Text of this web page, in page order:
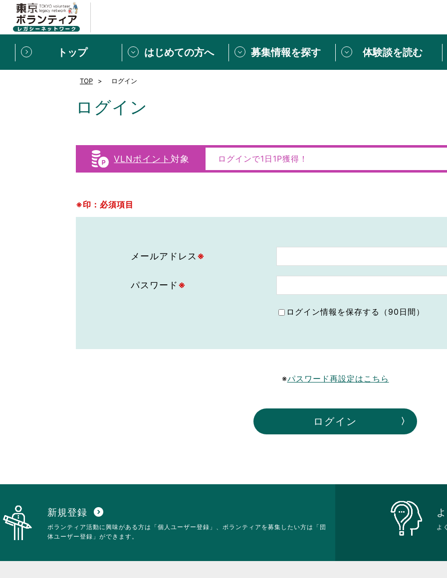
トップ はじめての方へ
新規登録
東京ボランティアレガシーネットワークとは
もっと知りたい！VLNでできること
ボランティア
ボランティアで
VLNポイントとは 中高生が参加
募集情報を探す 体験談を読む
スペシャルイン
ボランティアは
シティキャスト
おもてなし語学ボランティア
TOP ログイン
ログイン
VLNポイント 対象 ログインで1日1P獲得！
※印：必須項目
メールアドレス ※
パスワード※
ログイン情報を保存する（90日間）
※パスワード再設定はこちら
ログイン
新規登録 expand_circle_down
ボランティア活動に興味がある方は「個人ユーザー登録」、ボランティアを募集したい方は「団
体ユーザー登録」ができます。
よ